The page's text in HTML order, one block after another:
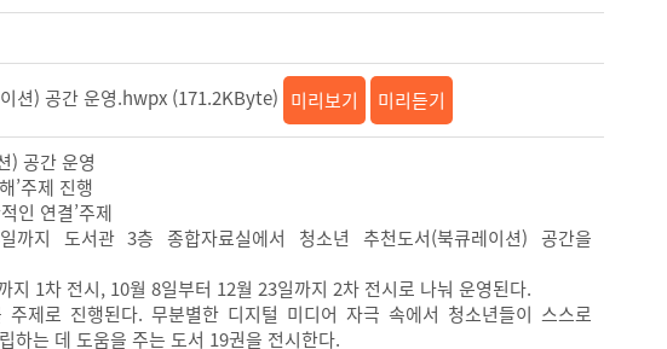
션) 공간 운영.hwpx (171.2KByte) 미리보기 미리듣기
) 공간 운영
’주제 진행
인 연결’주제
지 도서관 3층 종합자료실에서 청소년 추천도서(북큐레이션) 공간을
지 1차 전시, 10월 8일부터 12월 23일까지 2차 전시로 나눠 운영된다.
주제로 진행된다. 무분별한 디지털 미디어 자극 속에서 청소년들이 스스로
하는 데 도움을 주는 도서 19권을 전시한다.